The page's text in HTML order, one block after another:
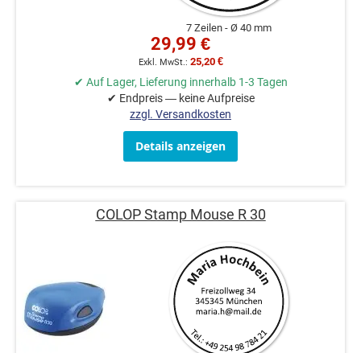
7 Zeilen Ø 40 mm
29,99 €
25,20 €
✔ Auf Lager, Lieferung innerhalb 1-3 Tagen
✔ Endpreis — keine Aufpreise
zzgl. Versandkosten
Details anzeigen
COLOP Stamp Mouse R 30